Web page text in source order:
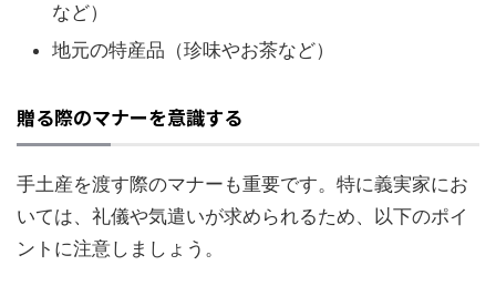
など）
地元の特産品（珍味やお茶など）
贈る際のマナーを意識する
手土産を渡す際のマナーも重要です。特に義実家にお
いては、礼儀や気遣いが求められるため、以下のポイ
ントに注意しましょう。